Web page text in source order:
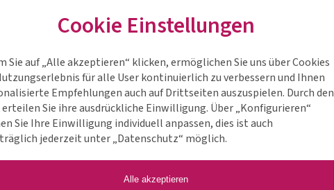
Cookie Einstellungen
Sie auf „Alle akzeptieren“ klicken, ermöglichen Sie uns über Cookies
für alle User kontinuierlich zu verbessern und Ihnen
Empfehlungen auch auf Drittseiten auszuspielen. Durch den
Sie ihre ausdrückliche Einwilligung. Über „Konfigurieren“
Sie Ihre Einwilligung individuell anpassen, dies ist auch
jederzeit unter „Datenschutz“ möglich.
Alle akzeptieren